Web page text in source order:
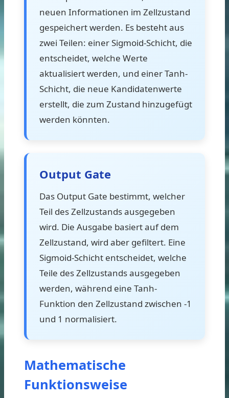
neuen Informationen im Zellzustand
gespeichert werden. Es besteht aus
zwei Teilen: einer Sigmoid-Schicht, die
entscheidet, welche Werte
aktualisiert werden, und einer Tanh-
Schicht, die neue Kandidatenwerte
erstellt, die zum Zustand hinzugefügt
werden könnten.
Output Gate
Das Output Gate bestimmt, welcher
Teil des Zellzustands ausgegeben
wird. Die Ausgabe basiert auf dem
Zellzustand, wird aber gefiltert. Eine
Sigmoid-Schicht entscheidet, welche
Teile des Zellzustands ausgegeben
werden, während eine Tanh-
Funktion den Zellzustand zwischen -1
und 1 normalisiert.
Mathematische
Funktionsweise